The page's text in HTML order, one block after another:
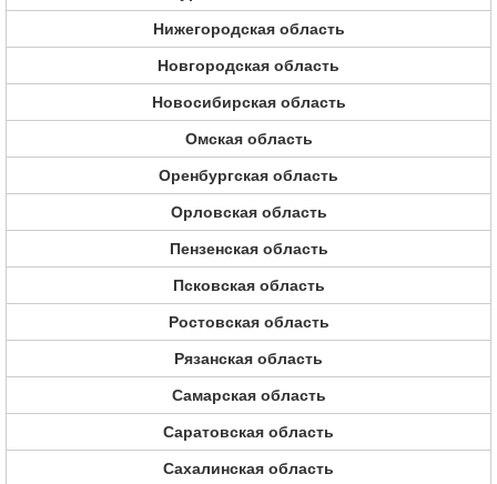
Нижегородская область
Новгородская область
Новосибирская область
Омская область
Оренбургская область
Орловская область
Пензенская область
Псковская область
Ростовская область
Рязанская область
Самарская область
Саратовская область
Сахалинская область